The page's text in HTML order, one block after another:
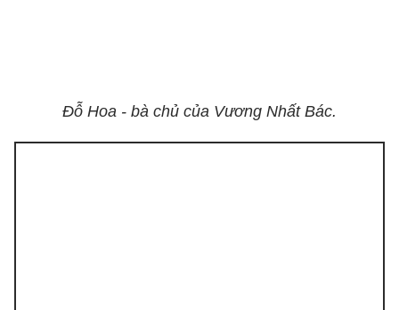
Đỗ Hoa - bà chủ của Vương Nhất Bác.